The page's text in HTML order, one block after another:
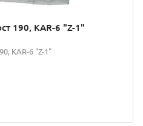
190, KAR-6 "Z-1"
KAR-6 "Z-1"